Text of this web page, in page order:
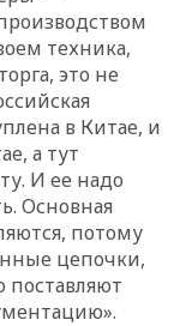
техника,
это не
в Китае, и
а тут
И ее надо
Основная
потому
цепочки,
поставляют